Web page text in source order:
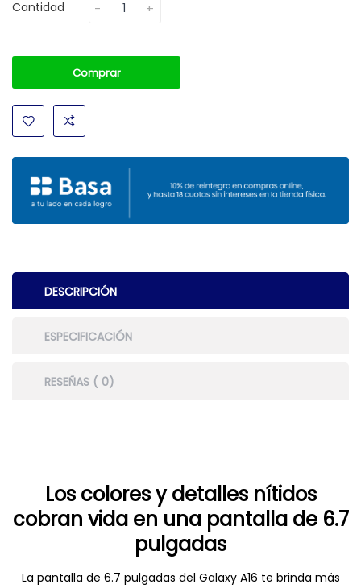
Cantidad
Comprar
DESCRIPCIÓN
ESPECIFICACIÓN
RESEÑAS ( 0)
Los colores y detalles nítidos
cobran vida en una pantalla de 6.7
pulgadas
La pantalla de 6.7 pulgadas del Galaxy A16 te brinda más